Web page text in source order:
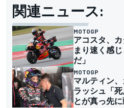
関連ニュース:
MOTOGP
アコスタ、
まり速く感
だ」
MOTOGP
マルティン
ラッシュ「
とが真っ先に